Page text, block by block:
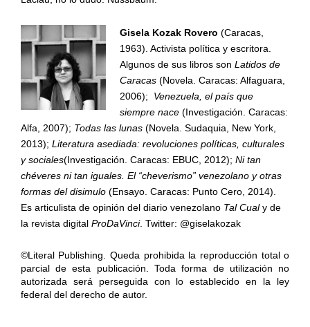
Gisela Kozak Rovero (Caracas,
1963). Activista política y escritora.
Algunos de sus libros son Latidos de
Caracas (Novela. Caracas: Alfaguara,
2006); Venezuela, el país que
siempre nace (Investigación. Caracas:
Alfa, 2007); Todas las lunas(Novela. Sudaquia, New York,
2013); Literatura asediada: revoluciones políticas, culturales
y sociales(Investigación. Caracas: EBUC, 2012); Ni tan
chéveres ni tan iguales. El “cheverismo” venezolano y otras
formas del disimulo(Ensayo. Caracas: Punto Cero, 2014).
Es articulista de opinión del diario venezolano Tal Cualy de
la revista digital ProDaVinci. Twitter: @giselakozak
©Literal Publishing. Queda prohibida la reproducción total o
parcial de esta publicación. Toda forma de utilización no
autorizada será perseguida con lo establecido en la ley
federal del derecho de autor.